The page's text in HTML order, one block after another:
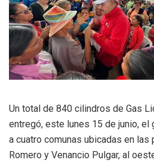
Un total de 840 cilindros de Gas
entregó, este lunes 15 de junio, el
a cuatro comunas ubicadas en las
Romero y Venancio Pulgar, al